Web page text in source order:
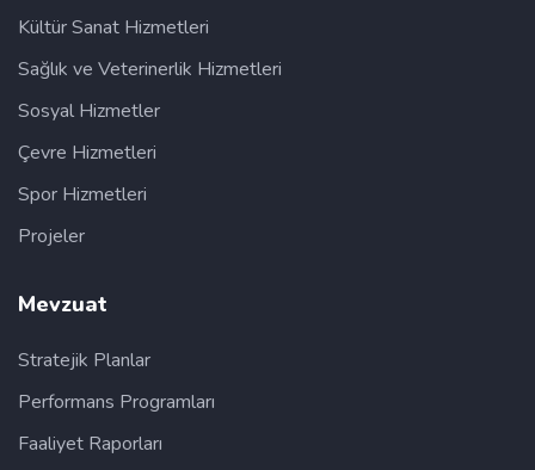
Kültür Sanat Hizmetleri
Sağlık ve Veterinerlik Hizmetleri
Sosyal Hizmetler
Çevre Hizmetleri
Spor Hizmetleri
Projeler
Mevzuat
Stratejik Planlar
Performans Programları
Faaliyet Raporları